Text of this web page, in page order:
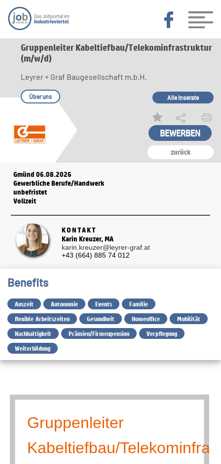
Gruppenleiter Kabeltiefbau/Telekominfrastruktur
(m/w/d)
zurück
Leyrer + Graf Baugesellschaft m.b.H.
Über uns Alle Inserate
Gmünd 06.08.2026
Gewerbliche Berufe/Handwerk
unbefristet
Vollzeit
KONTAKT
Karin Kreuzer, MA
karin.kreuzer@leyrer-graf.at
+43 (664) 885 74 012
Benefits
Auszeit Autonomie Events
Familie
flexible Arbeitszeiten
Gesundheit Homeoffice
Mobilität
Nachhaltigkeit
Prämien/Firmenpension
Verpflegung
Weiterbildung